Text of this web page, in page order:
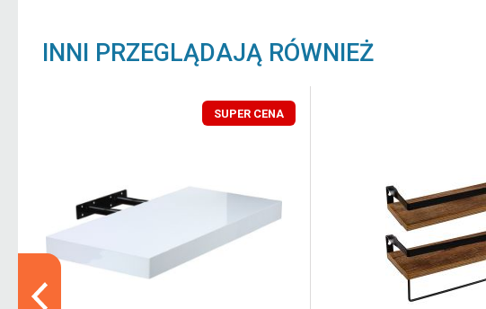
INNI PRZEGLĄDAJĄ RÓWNIEŻ
SUPER CENA